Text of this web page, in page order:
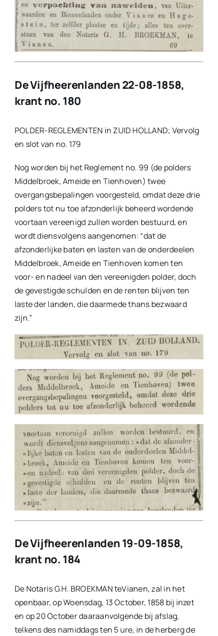
De Vijfheerenlanden 22-08-1858,
krant no. 180
POLDER-REGLEMENTEN in ZUID HOLLAND; Vervolg
en slot van no. 179
Nog worden bij het Reglement no. 99 (de polders
Middelbroek, Ameide en Tienhoven) twee
overgangsbepalingen voorgesteld, omdat deze drie
polders tot nu toe afzonderlijk beheerd wordende
voortaan vereenigd zullen worden bestuurd, en
wordt diensvolgens aangenomen: “dat de
afzonderlijke baten en lasten van de onderdeelen
Middelbroek, Ameide en Tienhoven komen ten
voor- en nadeel van den vereenigden polder, doch
de gevestigde schulden en de renten blijven ten
laste der landen, die daarmede thans bezwaard
zijn.”
De Vijfheerenlanden 19-09-1858,
krant no. 184
De Notaris G.H. BROEKMAN teVianen, zal in het
openbaar, op Woensdag, 13 October, 1858 bij inzet
en op 20 October daaraanvolgende bij afslag,
telkens des namiddags ten 5 ure, in de herberg de